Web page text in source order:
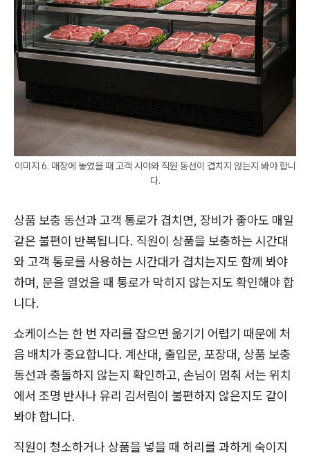
이미지 6. 매장에 놓였을 때 고객 시야와 직원 동선이 겹치지 않는지 봐야 합니
다.
상품 보충 동선과 고객 통로가 겹치면, 장비가 좋아도 매일
같은 불편이 반복됩니다. 직원이 상품을 보충하는 시간대
와 고객 통로를 사용하는 시간대가 겹치는지도 함께 봐야
하며, 문을 열었을 때 통로가 막히지 않는지도 확인해야 합
니다.
쇼케이스는 한 번 자리를 잡으면 옮기기 어렵기 때문에 처
음 배치가 중요합니다. 계산대, 출입문, 포장대, 상품 보충
동선과 충돌하지 않는지 확인하고, 손님이 멈춰 서는 위치
에서 조명 반사나 유리 김서림이 불편하지 않은지도 같이
봐야 합니다.
직원이 청소하거나 상품을 넣을 때 허리를 과하게 숙이지